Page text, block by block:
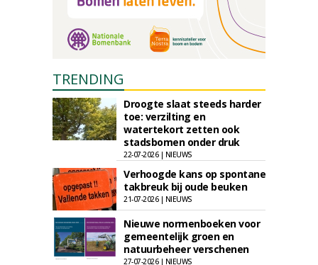
TRENDING
Droogte slaat steeds harder
toe: verzilting en
watertekort zetten ook
stadsbomen onder druk
22-07-2026 | NIEUWS
Verhoogde kans op spontane
takbreuk bij oude beuken
21-07-2026 | NIEUWS
Nieuwe normenboeken voor
gemeentelijk groen en
natuurbeheer verschenen
27-07-2026 | NIEUWS